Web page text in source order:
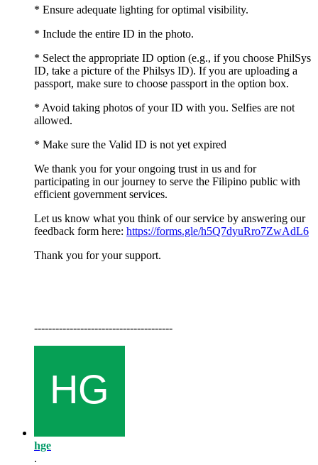
* Ensure adequate lighting for optimal visibility.
* Include the entire ID in the photo.
* Select the appropriate ID option (e.g., if you choose PhilSys
ID, take a picture of the Philsys ID). If you are uploading a
passport, make sure to choose passport in the option box.
* Avoid taking photos of your ID with you. Selfies are not
allowed.
* Make sure the Valid ID is not yet expired
We thank you for your ongoing trust in us and for
participating in our journey to serve the Filipino public with
efficient government services.
Let us know what you think of our service by answering our
feedback form here: https://forms.gle/h5Q7dyuRro7ZwAdL6
Thank you for your support.
---------------------------------------
hge
.